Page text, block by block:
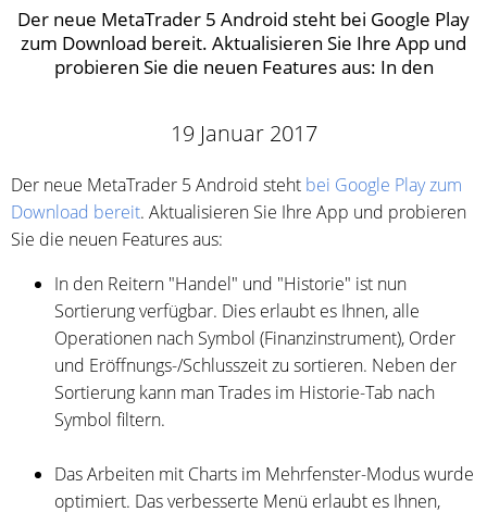
Der neue MetaTrader 5 Android steht bei Google Play
zum Download bereit. Aktualisieren Sie Ihre App und
probieren Sie die neuen Features aus: In den
19 Januar 2017
Der neue MetaTrader 5 Android steht bei Google Play zum
Download bereit. Aktualisieren Sie Ihre App und probieren
Sie die neuen Features aus:
In den Reitern "Handel" und "Historie" ist nun
Sortierung verfügbar. Dies erlaubt es Ihnen, alle
Operationen nach Symbol (Finanzinstrument), Order
und Eröffnungs-/Schlusszeit zu sortieren. Neben der
Sortierung kann man Trades im Historie-Tab nach
Symbol filtern.
Das Arbeiten mit Charts im Mehrfenster-Modus wurde
optimiert. Das verbesserte Menü erlaubt es Ihnen,